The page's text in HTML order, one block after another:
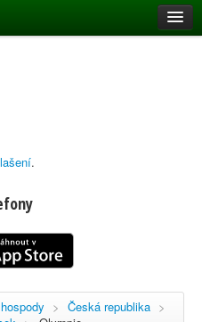
.
> Česká republika >